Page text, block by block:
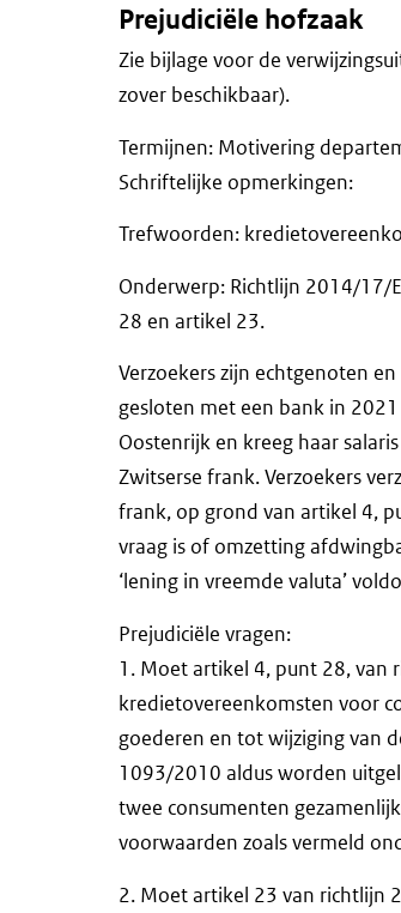
Prejudiciële hofzaak
Zie bijlage voor de
zover beschikbaar).
Termijnen: Motivering
Schriftelijke
Trefwoorden:
Onderwerp: Richtlijn 2014/17/
28 en artikel 23.
Verzoekers zijn echtgenoten
gesloten met een bank in
Oostenrijk en kreeg haar
Zwitserse frank. Verzoekers
frank, op grond van artikel 4,
vraag is of omzetting
‘lening in vreemde valuta’
Prejudiciële vragen:
1. Moet artikel 4, punt 28, van
kredietovereenkomsten voor
goederen en tot wijziging van
1093/2010 aldus worden
twee consumenten
voorwaarden zoals vermeld
2. Moet artikel 23 van richtlijn